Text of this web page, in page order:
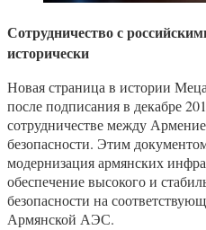
Сотрудничество с
исторически
Новая страница в истории
после подписания в декабре
сотрудничестве между
безопасности. Этим
модернизация армянских
обеспечение высокого и
безопасности на
Армянской АЭС.